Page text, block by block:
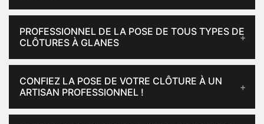
PROFESSIONNEL DE LA POSE DE TOUS TYPES DE
CLÔTURES À GLANES
CONFIEZ LA POSE DE VOTRE CLÔTURE À UN
ARTISAN PROFESSIONNEL !